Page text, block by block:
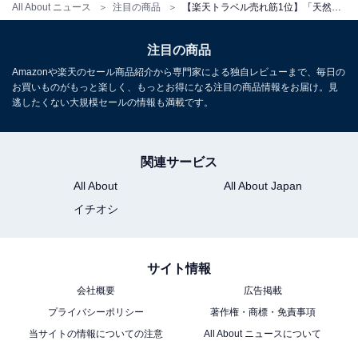
All About ニュース 注目の商品
注目の商品
Amazonや楽天のセール商品紹介から専門家による独自レビューまで、毎日の
お買いものがもっと楽しく、もっとお得になる注目の商品情報をお届け。見
逃したくない大規模セールの情報も満載です。
関連サービス
All About
All About Japan
イチオシ
サイト情報
会社概要
広告掲載
プライバシーポリシー
著作権・商標・免責事項
当サイトの情報についての注意
All About ニュースについて